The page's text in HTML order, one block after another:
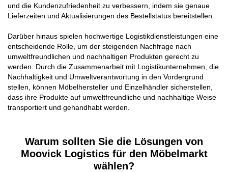
und die Kundenzufriedenheit zu verbessern, indem sie genaue
Lieferzeiten und Aktualisierungen des Bestellstatus bereitstellen.
Darüber hinaus spielen hochwertige Logistikdienstleistungen eine
entscheidende Rolle, um der steigenden Nachfrage nach
umweltfreundlichen und nachhaltigen Produkten gerecht zu
werden. Durch die Zusammenarbeit mit Logistikunternehmen, die
Nachhaltigkeit und Umweltverantwortung in den Vordergrund
stellen, können Möbelhersteller und Einzelhändler sicherstellen,
dass ihre Produkte auf umweltfreundliche und nachhaltige Weise
transportiert und gehandhabt werden.
Warum sollten Sie die Lösungen von
Moovick Logistics für den Möbelmarkt
wählen?